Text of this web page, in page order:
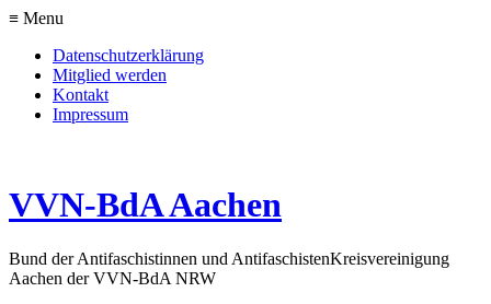
≡ Menu
Datenschutzerklärung
Mitglied werden
Kontakt
Impressum
VVN-BdA Aachen
Bund der Antifaschistinnen und AntifaschistenKreisvereinigung
Aachen der VVN-BdA NRW